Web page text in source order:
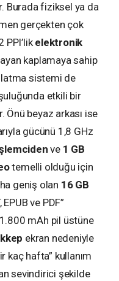
Burada fiziksel ya da
gerçekten çok
PPI’likelektronik
kaplamaya sahip
sistemi de
etkili bir
beyaz arkası ise
gücünü 1,8 GHz
ve 1 GB
temelli olduğu için
geniş olan 16 GB
ve PDF”
mAh pil üstüne
ekran nedeniyle
kaç hafta” kullanım
sevindirici şekilde